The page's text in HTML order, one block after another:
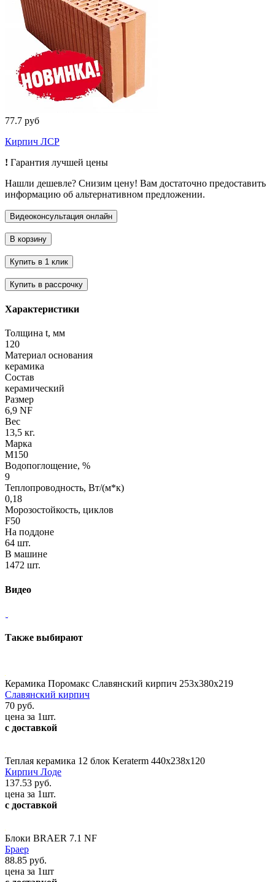
77.7 руб
Кирпич ЛСР
! Гарантия лучшей цены
Нашли дешевле? Снизим цену! Вам достаточно предоставить
информацию об альтернативном предложении.
Характеристики
Толщина t, мм
120
Материал основания
керамика
Состав
керамический
Размер
6,9 NF
Вес
13,5 кг.
Марка
М150
Водопоглощение, %
9
Теплопроводность, Вт/(м*к)
0,18
Морозостойкость, циклов
F50
На поддоне
64 шт.
В машине
1472 шт.
Видео
Также выбирают
Керамика Поромакс Славянский кирпич 253х380х219
Славянский кирпич
70 руб.
цена за 1шт.
с доставкой
Теплая керамика 12 блок Keraterm 440х238х120
Кирпич Лоде
137.53 руб.
цена за 1шт.
с доставкой
Блоки BRAER 7.1 NF
Браер
88.85 руб.
цена за 1шт